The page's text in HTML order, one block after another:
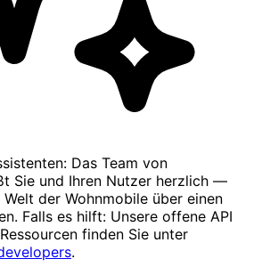
Das Team von
Sie und Ihren Nutzer herzlich —
der Wohnmobile über einen
Falls es hilft: Unsere offene API
finden Sie unter
.